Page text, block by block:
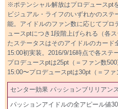
※ポテンシャル解放はプロデュースpt
ビジュアル・ライフのいずれかのス
能。アイドルのファン数に応じてプロ
ュースptにつき1段階上げられる（各
たステータスはそのアイドルのカード
15:00初実装。2016/9/16時点で各ステ
プロデュースptは25pt（＝ファン数
15:00〜プロデュースptは30pt（＝ファ
センター効果 パッションブリリアン
パッションアイドルの全アピール値